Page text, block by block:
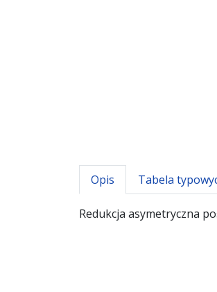
Opis Tabela
Redukcja asymetryczna